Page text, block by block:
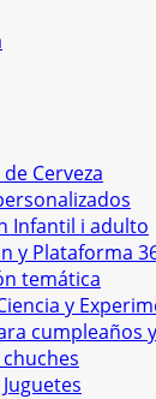
Cerveza
Infantil i adulto
y Plataforma
temática
y
cumpleaños